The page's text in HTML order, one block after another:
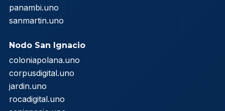
panambi.uno
sanmartin.uno
Nodo San Ignacio
coloniapolana.uno
corpusdigital.uno
jardin.uno
rocadigital.uno